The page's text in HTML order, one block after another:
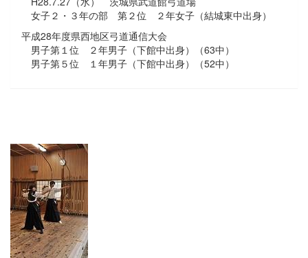
女子２・３年の部 第２位 ２年女子（結城東中出身）
平成28年度県西地区弓道通信大会
男子第１位 ２年男子（下館中出身）（63中）
男子第５位 １年男子（下館中出身）（52中）